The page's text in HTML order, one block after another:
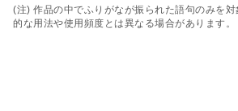
(注) 作品の中でふりがなが振られた語句のみを
的な用法や使用頻度とは異なる場合があります。